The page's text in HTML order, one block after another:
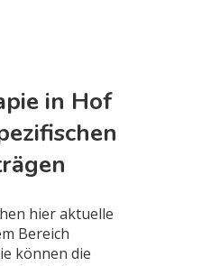
in Hof
hier aktuelle
Bereich
können die